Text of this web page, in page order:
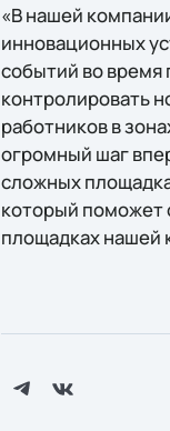
«В нашей
инновационных
событий во время
контролировать
работников в
огромный шаг
сложных
который поможет
площадках нашей